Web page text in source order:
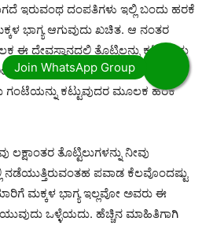
ಇರುವಂಥ ದಂಪತಿಗಳು ಇಲ್ಲಿ ಬಂದು ಹರಕೆ
ಭಾಗ್ಯ ಆಗುವುದು ಖಚಿತ. ಆ ನಂತರ
ದೇವಸ್ಥಾನದಲ್ಲಿ ತೊಟ್ಟಿಲನ್ನು ಕಟ್ಟುವುದು
ಗಂಡು ಮಗು ಬೇಕು ಎಂದು ಹರಕೆ
ಗಂಟೆಯನ್ನು ಕಟ್ಟುವುದರ ಮೂಲಕ ಹರಕೆ
ಲಕ್ಷಾಂತರ ತೊಟ್ಟಿಲುಗಳನ್ನು ನೀವು
ನಡೆಯುತ್ತಿರುವಂತಹ ಪವಾಡ ಕೆಲವೊಂದಷ್ಟು
ಮಕ್ಕಳ ಭಾಗ್ಯ ಇಲ್ಲವೋ ಅವರು ಈ
ಒಳ್ಳೆಯದು. ಹೆಚ್ಚಿನ ಮಾಹಿತಿಗಾಗಿ